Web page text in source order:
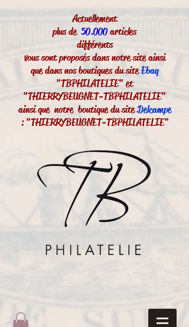
Actuellement
plus de50.000articles
différents
vous sont proposés dans notre site ainsi
que dans nos boutiques du siteEbay
"TBPHILATELIE" et
"THIERRYBEUGNET-TBPHILATELIE"
ainsi que notre boutique du siteDelcampe
: "THIERRYBEUGNET-TBPHILATELIE"